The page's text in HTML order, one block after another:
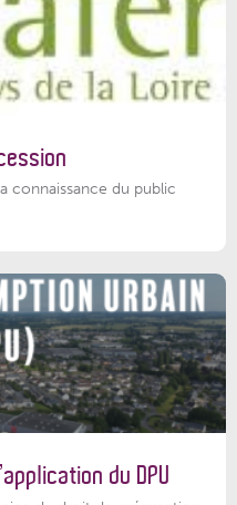
connaissance du public
du DPU